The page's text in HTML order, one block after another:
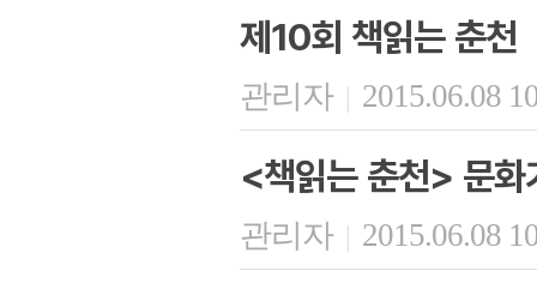
제10회 책읽는 춘천
관리자 | 2015.06.08
<책읽는 춘천> 문화
관리자 | 2015.06.08